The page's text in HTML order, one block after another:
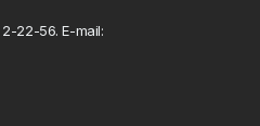
22-56. E-mail: